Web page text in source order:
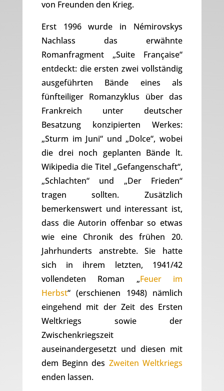
von Freunden den Krieg.
Erst 1996 wurde in Némirovskys
Nachlass das erwähnte
Romanfragment „Suite Française“
entdeckt: die ersten zwei vollständig
ausgeführten Bände eines als
fünfteiliger Romanzyklus über das
Frankreich unter deutscher
Besatzung konzipierten Werkes:
„Sturm im Juni“ und „Dolce“, wobei
die drei noch geplanten Bände lt.
Wikipedia die Titel „Gefangenschaft“,
„Schlachten“ und „Der Frieden“
tragen sollten. Zusätzlich
bemerkenswert und interessant ist,
dass die Autorin offenbar so etwas
wie eine Chronik des frühen 20.
Jahrhunderts anstrebte. Sie hatte
sich in ihrem letzten, 1941/42
vollendeten Roman „Feuer im
Herbst“ (erschienen 1948) nämlich
eingehend mit der Zeit des Ersten
Weltkriegs sowie der
Zwischenkriegszeit
auseinandergesetzt und diesen mit
dem Beginn des Zweiten Weltkriegs
enden lassen.